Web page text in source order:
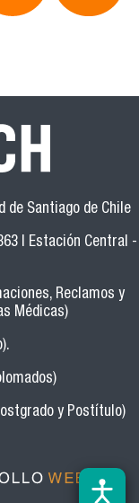
de Santiago de Chile
| Estación Central -
Reclamos y
Médicas)
y Postítulo)